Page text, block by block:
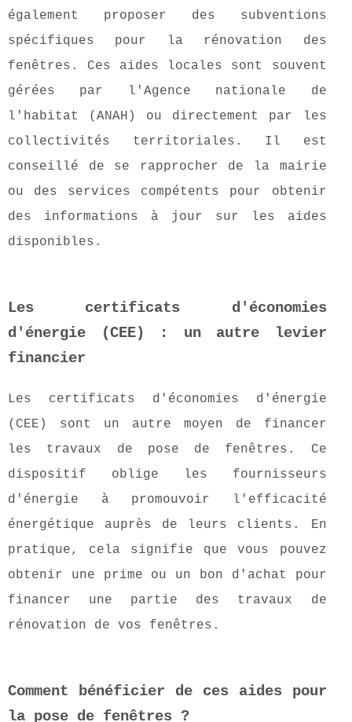
également proposer des subventions
spécifiques pour la rénovation des
fenêtres. Ces aides locales sont souvent
gérées par l'Agence nationale de
l'habitat (ANAH) ou directement par les
collectivités territoriales. Il est
conseillé de se rapprocher de la mairie
ou des services compétents pour obtenir
des informations à jour sur les aides
disponibles.
Les certificats d'économies
d'énergie (CEE) : un autre levier
financier
Les certificats d'économies d'énergie
(CEE) sont un autre moyen de financer
les travaux de pose de fenêtres. Ce
dispositif oblige les fournisseurs
d'énergie à promouvoir l'efficacité
énergétique auprès de leurs clients. En
pratique, cela signifie que vous pouvez
obtenir une prime ou un bon d'achat pour
financer une partie des travaux de
rénovation de vos fenêtres.
Comment bénéficier de ces aides pour
la pose de fenêtres ?